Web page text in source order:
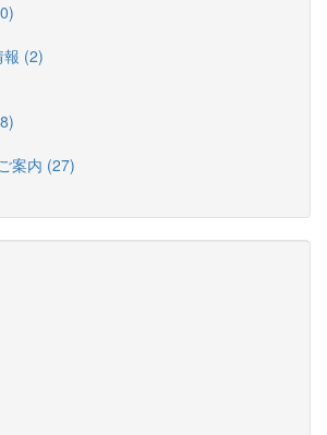
報 (2)
案内 (27)